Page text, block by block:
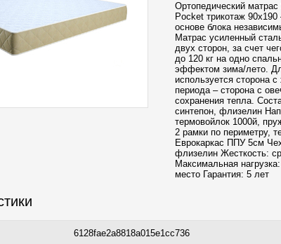
Ортопедический
Pocket трикотаж
основе блока
Матрас усиленный
двух сторон, за счет
до 120 кг на одно
эффектом зима/лето.
используется сторона
периода – сторона с
сохранения тепла.
синтепон, флизелин
термовойлок 1000й,
2 рамки по периметру,
Еврокаркас ППУ 5см
флизелин Жесткость:
Максимальная
место Гарантия: 5 лет
6128fae2a8818a015e1cc736